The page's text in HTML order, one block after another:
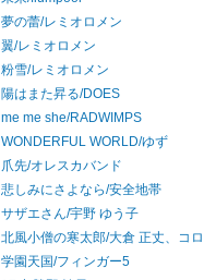
夢の蕾/レミオロメン
翼/レミオロメン
粉雪/レミオロメン
陽はまた昇る/DOES
me me she/RADWIMPS
WONDERFUL WORLD/ゆず
爪先/オレスカバンド
悲しみにさよなら/安全地帯
サザエさん/宇野 ゆう子
北風小僧の寒太郎/大倉 正丈、コ
学園天国/フィンガー5